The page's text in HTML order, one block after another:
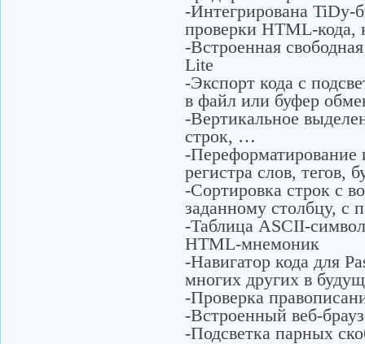
-Интегрирована TiDy-
проверки HTML-
-Встроенная
Lite
-Экспорт кода с
в файл или буфер
-Вертикальное
строк, …
-Переформатирование
регистра слов, тегов,
-Сортировка строк с
заданному столбцу, с
-Таблица ASCII-
HTML-мнемоник
-Навигатор кода для
многих других в
-Проверка
-Встроенный веб-
-Подсветка парных